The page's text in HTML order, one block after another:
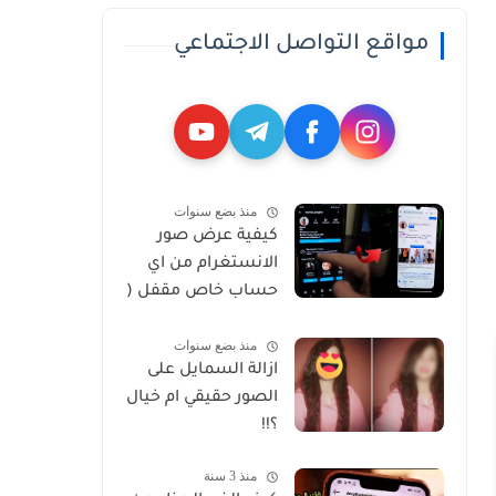
مواقع التواصل الاجتماعي
منذ بضع سنوات
كيفية عرض صور
الانستغرام من اي
حساب خاص مقفل (
منذ بضع سنوات
ازالة السمايل على
الصور حقيقي ام خيال
؟!!
منذ 3 سنة